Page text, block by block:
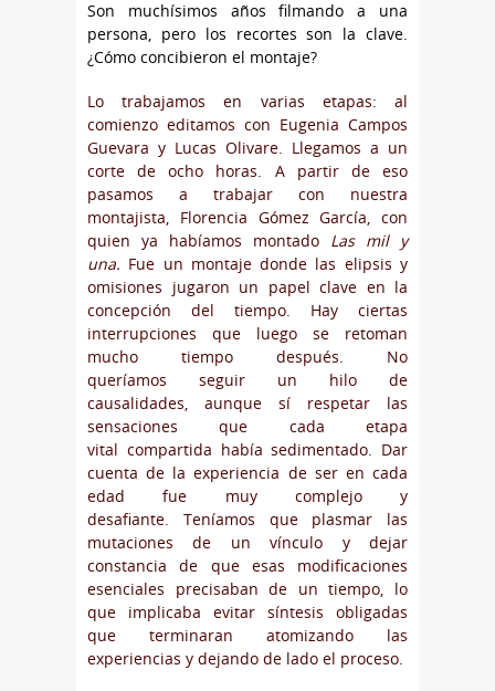
Son muchísimos años filmando a una
persona, pero los recortes son la clave.
¿Cómo concibieron el montaje?
Lo trabajamos en varias etapas: al
comienzo editamos con Eugenia Campos
Guevara y Lucas Olivare. Llegamos a un
corte de ocho horas. A partir de eso
pasamos a trabajar con nuestra
montajista, Florencia Gómez García, con
quien ya habíamos montado Las mil y
una. Fue un montaje donde las elipsis y
omisiones jugaron un papel clave en la
concepción del tiempo. Hay ciertas
interrupciones que luego se retoman
mucho tiempo después. No
queríamos seguir un hilo de
causalidades, aunque sí respetar las
sensaciones que cada etapa
vital compartida había sedimentado. Dar
cuenta de la experiencia de ser en cada
edad fue muy complejo y
desafiante. Teníamos que plasmar las
mutaciones de un vínculo y dejar
constancia de que esas modificaciones
esenciales precisaban de un tiempo, lo
que implicaba evitar síntesis obligadas
que terminaran atomizando las
experiencias y dejando de lado el proceso.